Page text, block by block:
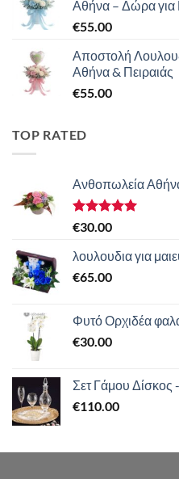
Αθήνα – Δώρα για
€55.00
Αποστολή
Αθήνα & Πειραιάς
€55.00
TOP RATED
Ανθοπωλεία
Βαθμολογήθηκε
από 5
€30.00
λουλουδια για
€65.00
Φυτό Ορχιδέα
€30.00
Σετ Γάμου
€110.00